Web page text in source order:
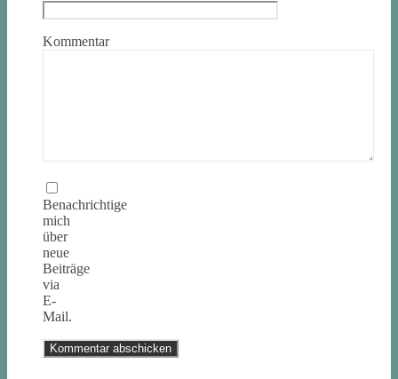
Kommentar
Benachrichtige
mich
über
neue
Beiträge
via
E-
Mail.